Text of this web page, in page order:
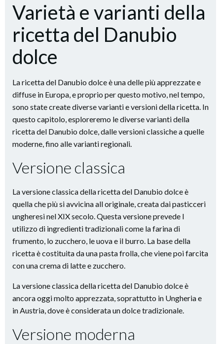
Varietà e varianti della
ricetta del Danubio
dolce
La ricetta del Danubio dolce è una delle più apprezzate e
diffuse in Europa, e proprio per questo motivo, nel tempo,
sono state create diverse varianti e versioni della ricetta. In
questo capitolo, esploreremo le diverse varianti della
ricetta del Danubio dolce, dalle versioni classiche a quelle
moderne, fino alle varianti regionali.
Versione classica
La versione classica della ricetta del Danubio dolce è
quella che più si avvicina all originale, creata dai pasticceri
ungheresi nel XIX secolo. Questa versione prevede l
utilizzo di ingredienti tradizionali come la farina di
frumento, lo zucchero, le uova e il burro. La base della
ricetta è costituita da una pasta frolla, che viene poi farcita
con una crema di latte e zucchero.
La versione classica della ricetta del Danubio dolce è
ancora oggi molto apprezzata, soprattutto in Ungheria e
in Austria, dove è considerata un dolce tradizionale.
Versione moderna